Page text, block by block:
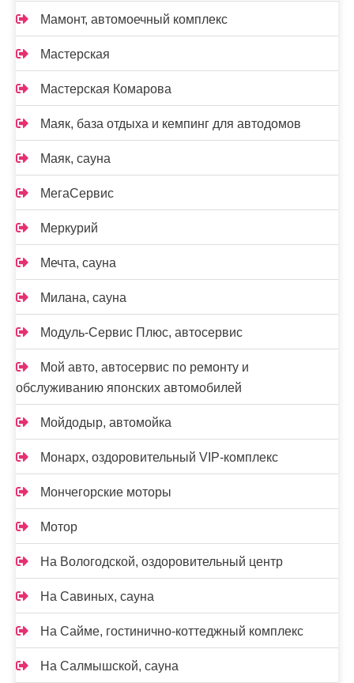
Мамонт, автомоечный комплекс
Мастерская
Мастерская Комарова
Маяк, база отдыха и кемпинг для автодомов
Маяк, сауна
МегаСервис
Меркурий
Мечта, сауна
Милана, сауна
Модуль-Сервис Плюс, автосервис
Мой авто, автосервис по ремонту и
обслуживанию японских автомобилей
Мойдодыр, автомойка
Монарх, оздоровительный VIP-комплекс
Мончегорские моторы
Мотор
На Вологодской, оздоровительный центр
На Савиных, сауна
На Сайме, гостинично-коттеджный комплекс
На Салмышской, сауна